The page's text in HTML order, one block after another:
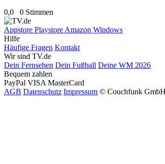
0,0 0 Stimmen
Appstore Playstore Amazon Windows
Hilfe
Häufige Fragen Kontakt
Wir sind TV.de
Dein Fernsehen Dein Fußball Deine WM 2026
Bequem zahlen
PayPal VISA MasterCard
AGB Datenschutz Impressum © Couchfunk